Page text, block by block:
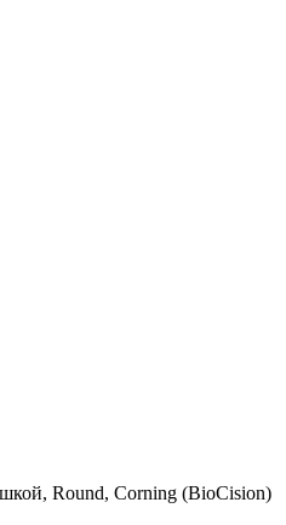
Round, Corning (BioCision)